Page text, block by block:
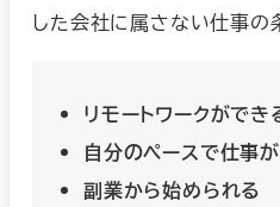
した会社に属さない仕事の
リモートワークができ
自分のペースで仕事
副業から始められる